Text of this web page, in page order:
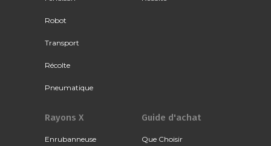
Robot
Transport
Récolte
Pneumatique
Rayons X
Enrubanneuse
Guide d'achat
Que Choisir